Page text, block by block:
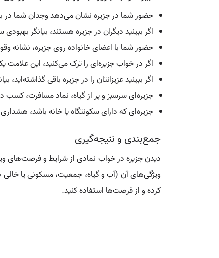
حضور شما در جزیره نشان می‌دهد وجدان شما در
اگر ببینید دیگران در جزیره هستند، بیانگر
حضور شما با اعضای خانواده روی جزیره، نشانه
اگر در خواب جزیره‌ای را ترک می‌کنید، این
اگر ببینید عزیزانتان را در جزیره باقی
جزیره‌ای سرسبز و پر از گیاه، نماد مسافرت، کسب
جزیره‌ای که دارای سکونتگاه یا خانه باشد،
جمع‌بندی و نتیجه‌گیری
دیدن جزیره در خواب نمادی از شرایط و فرصت‌های
ویژگی‌های آن (آب و گیاه، جمعیت، مسکونی یا
کرده و از فرصت‌ها استفاده کنید.